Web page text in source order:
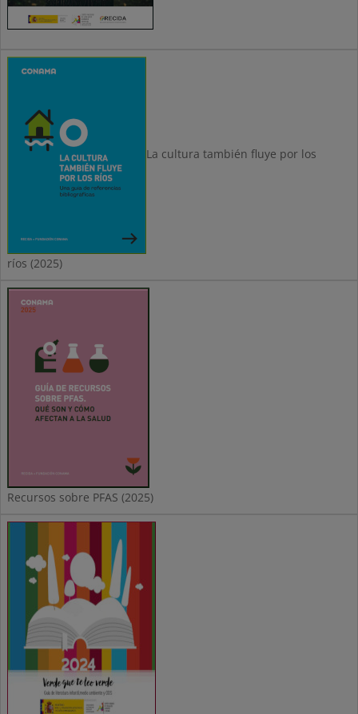
La cultura también fluye por los
ríos (2025)
Recursos sobre PFAS (2025)